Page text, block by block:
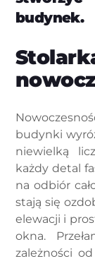
budynek.
budynki
niewielką
każdy detal
na odbiór
stają się
elewacji i
okna.
zależności